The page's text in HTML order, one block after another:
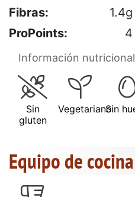
Fibras:
1.4g
ProPoints:
4
Información
Sin
gluten
VegetarianoSin
Equipo de cocina